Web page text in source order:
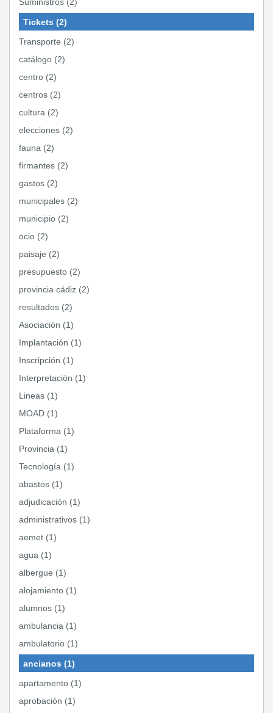
Tickets (2)
Transporte (2)
catálogo (2)
centro (2)
centros (2)
cultura (2)
elecciones (2)
fauna (2)
firmantes (2)
gastos (2)
municipales (2)
municipio (2)
ocio (2)
paisaje (2)
presupuesto (2)
provincia cádiz (2)
resultados (2)
Asociación (1)
Implantación (1)
Inscripción (1)
Interpretación (1)
Lineas (1)
MOAD (1)
Plataforma (1)
Provincia (1)
Tecnología (1)
abastos (1)
adjudicación (1)
administrativos (1)
aemet (1)
agua (1)
albergue (1)
alojamiento (1)
alumnos (1)
ambulancia (1)
ambulatorio (1)
ancianos (1)
apartamento (1)
aprobación (1)